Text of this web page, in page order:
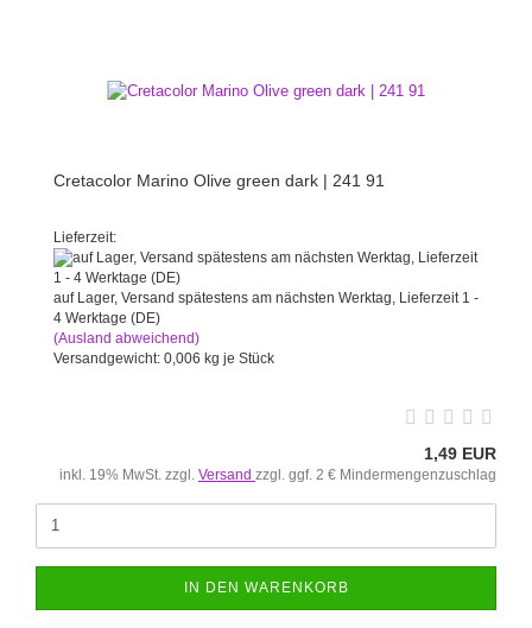
Cretacolor Marino Olive green dark | 241 91
Lieferzeit:
auf Lager, Versand spätestens am nächsten Werktag, Lieferzeit 1 -
4 Werktage (DE)
(Ausland abweichend)
Versandgewicht: 0,006 kg je Stück
1,49 EUR
inkl. 19% MwSt. zzgl. Versand zzgl. ggf. 2 € Mindermengenzuschlag
IN DEN WARENKORB